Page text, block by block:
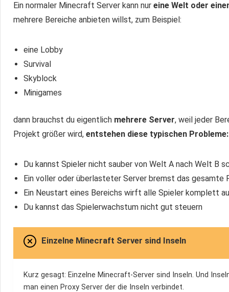
Ein normaler Minecraft Server kann nur eine Welt oder
mehrere Bereiche anbieten willst, zum Beispiel:
eine Lobby
Survival
Skyblock
Minigames
dann brauchst du eigentlich mehrere Server, weil jeder
Projekt größer wird, entstehen diese typischen Probleme:
Du kannst Spieler nicht sauber von Welt A nach Welt B
Ein voller oder überlasteter Server bremst das gesamte
Ein Neustart eines Bereichs wirft alle Spieler komplett
Du kannst das Spielerwachstum nicht gut steuern
Einzelne Minecraft Server sind Inseln
Kurz gesagt: Einzelne Minecraft-Server sind Inseln. Und
man einen Proxy Server der die Inseln verbindet.